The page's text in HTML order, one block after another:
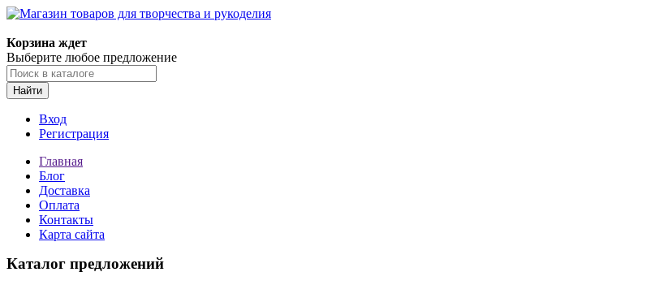
Корзина ждет
Выберите любое предложение
Найти
Вход
Регистрация
Главная
Блог
Доставка
Оплата
Контакты
Карта сайта
Каталог предложений